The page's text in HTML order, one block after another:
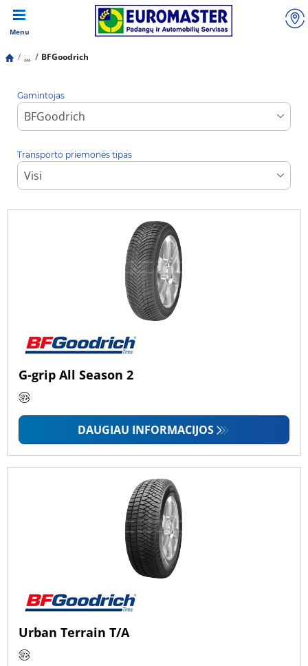
Menu
... BFGoodrich
Gamintojas
Transporto priemonės tipas
G-grip All Season 2
DAUGIAU INFORMACIJOS
Urban Terrain T/A